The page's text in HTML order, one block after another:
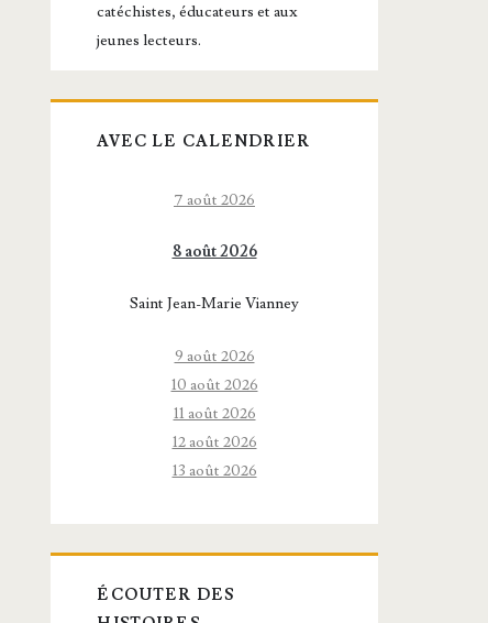
catéchistes, éducateurs et aux
jeunes lecteurs.
AVEC LE CALENDRIER
7 août 2026
8 août 2026
Saint Jean-Marie Vianney
9 août 2026
10 août 2026
11 août 2026
12 août 2026
13 août 2026
ÉCOUTER DES